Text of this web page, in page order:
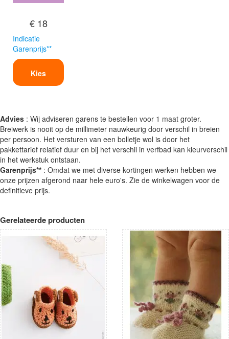
€ 18
Indicatie
Garenprijs**
Kies
Advies : Wij adviseren garens te bestellen voor 1 maat groter.
Breiwerk is nooit op de millimeter nauwkeurig door verschil in breien
per persoon. Het versturen van een bolletje wol is door het
pakkettarief relatief duur en bij het verschil in verfbad kan kleurverschil
in het werkstuk ontstaan.
Garenprijs** : Omdat we met diverse kortingen werken hebben we
onze prijzen afgerond naar hele euro's. Zie de winkelwagen voor de
definitieve prijs.
Gerelateerde producten